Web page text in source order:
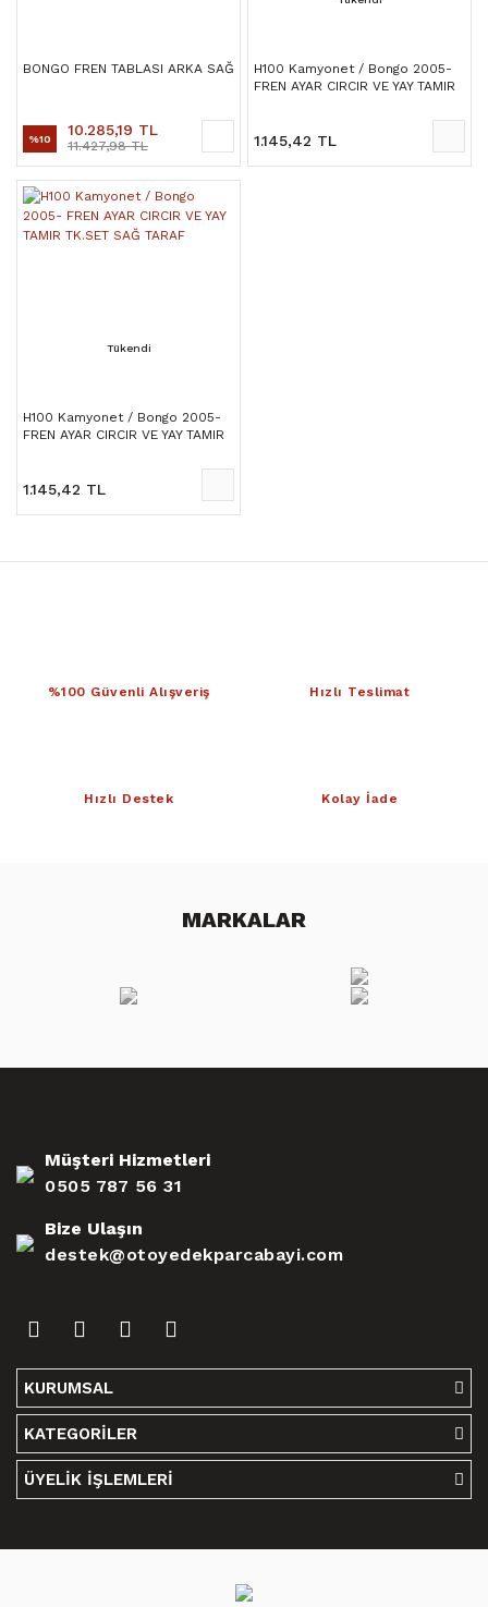
BONGO FREN TABLASI ARKA SAĞ
%10 10.285,19 TL
11.427,98 TL
H100 Kamyonet / Bongo 2005-
FREN AYAR CIRCIR VE YAY TAMIR
1.145,42 TL
Tükendi
H100 Kamyonet / Bongo 2005-
FREN AYAR CIRCIR VE YAY TAMIR
1.145,42 TL
%100 Güvenli Alışveriş Hızlı Teslimat
Hızlı Destek Kolay İade
MARKALAR
Müşteri Hizmetleri
0505 787 56 31
Bize Ulaşın
destek@otoyedekparcabayi.com
KURUMSAL
KATEGORİLER
ÜYELİK İŞLEMLERİ